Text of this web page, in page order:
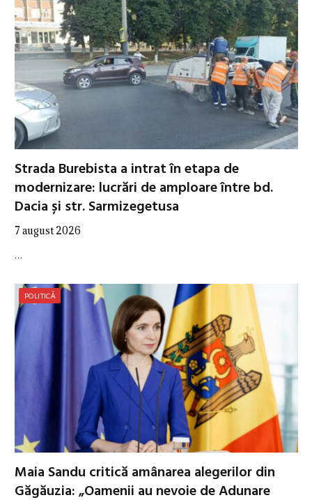
Strada Burebista a intrat în etapa de
modernizare: lucrări de amploare între bd.
Dacia și str. Sarmizegetusa
7 august 2026
…
POLITICĂ
Maia Sandu critică amânarea alegerilor din
Găgăuzia: „Oamenii au nevoie de Adunare